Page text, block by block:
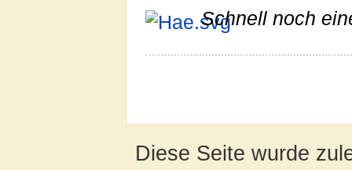
Schnell noch
Diese Seite wurde